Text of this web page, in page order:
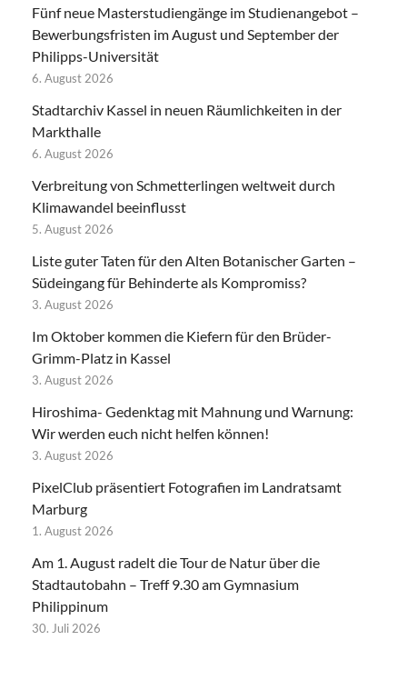
Fünf neue Masterstudiengänge im Studienangebot –
Bewerbungsfristen im August und September der
Philipps-Universität
6. August 2026
Stadtarchiv Kassel in neuen Räumlichkeiten in der
Markthalle
6. August 2026
Verbreitung von Schmetterlingen weltweit durch
Klimawandel beeinflusst
5. August 2026
Liste guter Taten für den Alten Botanischer Garten –
Südeingang für Behinderte als Kompromiss?
3. August 2026
Im Oktober kommen die Kiefern für den Brüder-
Grimm-Platz in Kassel
3. August 2026
Hiroshima- Gedenktag mit Mahnung und Warnung:
Wir werden euch nicht helfen können!
3. August 2026
PixelClub präsentiert Fotografien im Landratsamt
Marburg
1. August 2026
Am 1. August radelt die Tour de Natur über die
Stadtautobahn – Treff 9.30 am Gymnasium
Philippinum
30. Juli 2026